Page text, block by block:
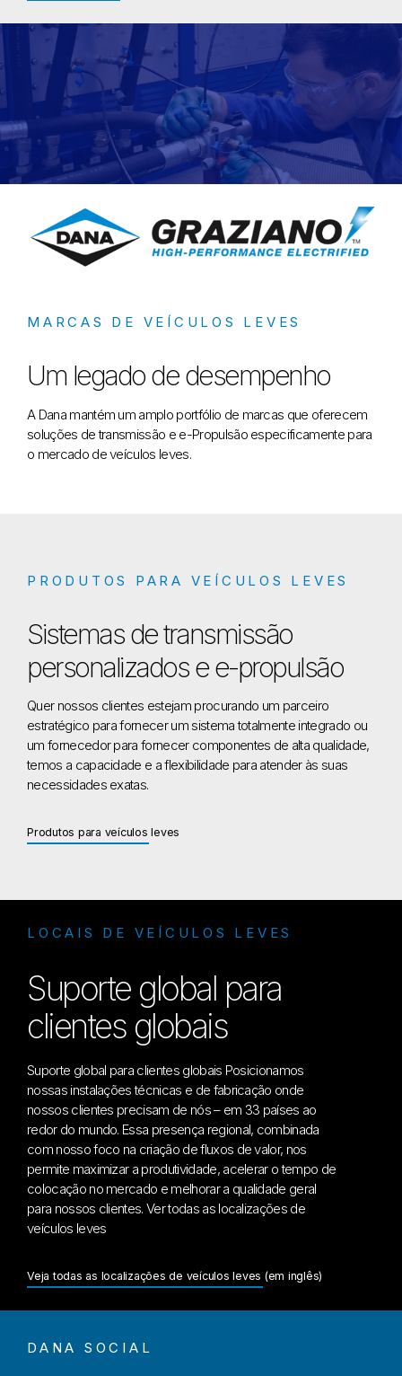
Servindo o mercado de veículos leves desde 1904
MARCAS DE VEÍCULOS LEVES
Um legado de desempenho
A Dana mantém um amplo portfólio de marcas que oferecem
soluções de transmissão e e-Propulsão especificamente para
o mercado de veículos leves.
PRODUTOS PARA VEÍCULOS LEVES
Sistemas de transmissão
personalizados e e-propulsão
Quer nossos clientes estejam procurando um parceiro
estratégico para fornecer um sistema totalmente integrado ou
um fornecedor para fornecer componentes de alta qualidade,
temos a capacidade e a flexibilidade para atender às suas
necessidades exatas.
Produtos para veículos leves
LOCAIS DE VEÍCULOS LEVES
Suporte global para
clientes globais
Suporte global para clientes globais Posicionamos
nossas instalações técnicas e de fabricação onde
nossos clientes precisam de nós – em 33 países ao
redor do mundo. Essa presença regional, combinada
com nosso foco na criação de fluxos de valor, nos
permite maximizar a produtividade, acelerar o tempo de
colocação no mercado e melhorar a qualidade geral
para nossos clientes. Ver todas as localizações de
veículos leves
Veja todas as localizações de veículos leves (em inglês)
DANA SOCIAL